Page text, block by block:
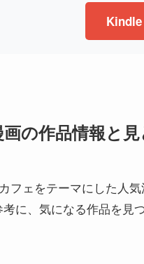
の作品情報と
フェをテーマにした人
に、気になる作品を見